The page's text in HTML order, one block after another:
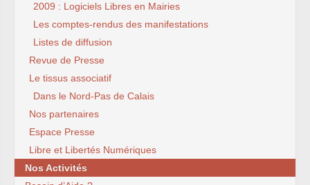
2009 : Logiciels Libres en Mairies
Les comptes-rendus des manifestations
Listes de diffusion
Revue de Presse
Le tissus associatif
Dans le Nord-Pas de Calais
Nos partenaires
Espace Presse
Libre et Libertés Numériques
Nos Activités